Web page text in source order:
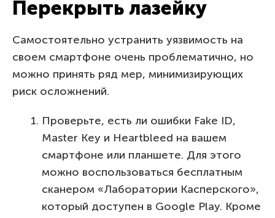
Перекрыть лазейку
Самостоятельно устранить уязвимость на
своем смартфоне очень проблематично, но
можно принять ряд мер, минимизирующих
риск осложнений.
Проверьте, есть ли ошибки Fake ID,
Master Key и Heartbleed на вашем
смартфоне или планшете. Для этого
можно воспользоваться бесплатным
сканером «Лаборатории Касперского»,
который доступен в Google Play. Кроме